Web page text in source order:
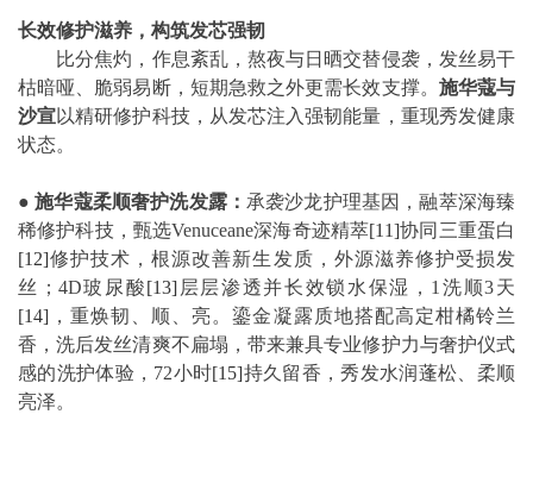
长效修护滋养，构筑发芯强韧
比分焦灼，作息紊乱，熬夜与日晒交替侵袭，发丝易干
枯暗哑、脆弱易断，短期急救之外更需长效支撑。 施华蔻与
沙宣以精研修护科技，从发芯注入强韧能量，重现秀发健康
状态。
●施华蔻柔顺奢护洗发露： 承袭沙龙护理基因，融萃深海臻
稀修护科技，甄选Venuceane深海奇迹精萃[11]协同三重蛋白
[12]修护技术，根源改善新生发质，外源滋养修护受损发
丝；4D玻尿酸[13] 层层渗透并长效锁水保湿，1洗顺3天
[14] ，重焕韧、顺、亮。鎏金凝露质地搭配高定柑橘铃兰
香，洗后发丝清爽不扁塌，带来兼具专业修护力与奢护仪式
感的洗护体验，72小时[15]持久留香，秀发水润蓬松、柔顺
亮泽。